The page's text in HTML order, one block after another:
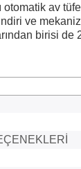
otomatik av
ve
birisi de